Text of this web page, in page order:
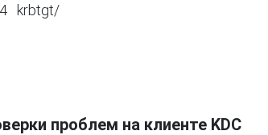
krbtgt/
проблем на клиенте KDC